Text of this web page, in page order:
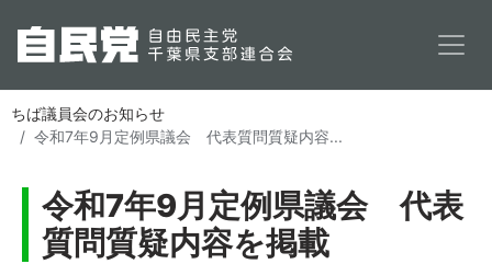
ちば議員会のお知らせ
令和7年9月定例県議会 代表質問質疑内容...
令和7年9月定例県議会 代表
質問質疑内容を掲載